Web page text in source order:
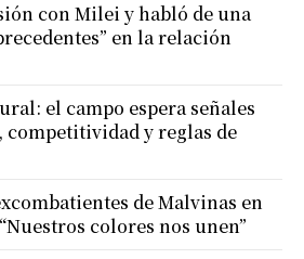
con Milei y habló de una
en la relación
el campo espera señales
competitividad y reglas de
de Malvinas en
colores nos unen”